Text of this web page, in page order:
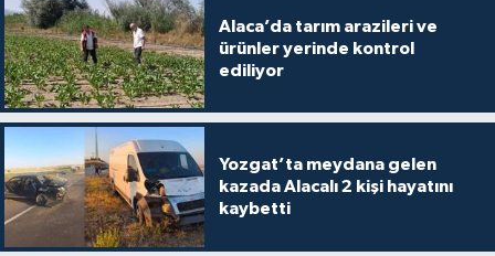
Alaca’da tarım arazileri ve
ürünler yerinde kontrol
ediliyor
Yozgat’ta meydana gelen
kazada Alacalı 2 kişi hayatını
kaybetti